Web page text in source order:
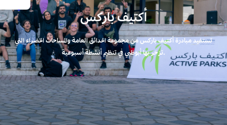
أكتيف باركس
تستفيد مبادرة أكتيف باركس من مجموعة الحدائق العامة والمساحات الخضراء التي
.تزخر بها أبوظبي في تنظيم أنشطة أسبوعية